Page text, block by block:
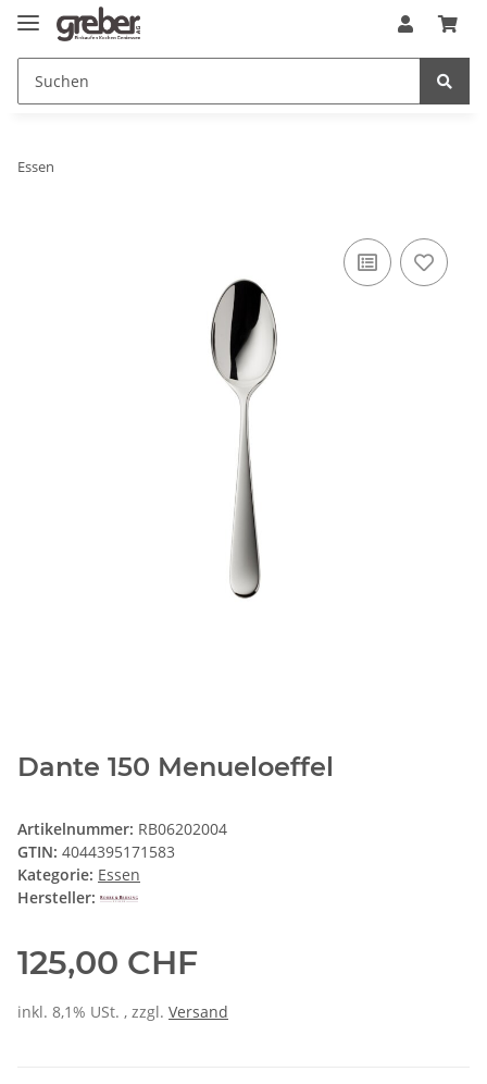
Essen
Dante 150 Menueloeffel
Artikelnummer: RB06202004
GTIN: 4044395171583
Kategorie: Essen
Hersteller:
125,00 CHF
inkl. 8,1% USt. , zzgl. Versand